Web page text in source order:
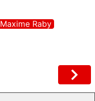
Maxime Raby